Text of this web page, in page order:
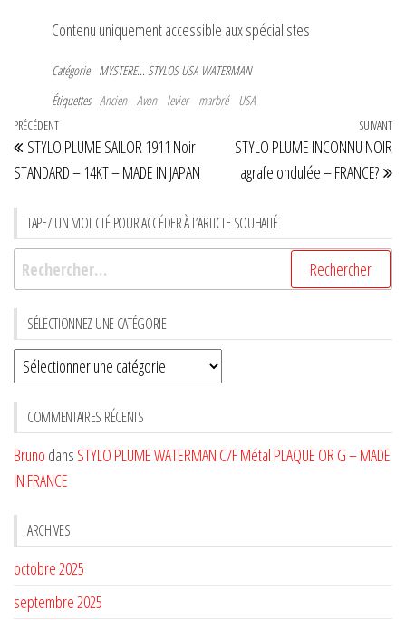
Contenu uniquement accessible aux spécialistes
Catégorie MYSTERE... STYLOS USA WATERMAN
Étiquettes Ancien Avon levier marbré USA
Navigation
de
l’article
Article
précédent
PRÉCÉDENT
STYLO PLUME SAILOR 1911 Noir
STANDARD – 14KT – MADE IN JAPAN
SUIVANT
STYLO PLUME INCONNU NOIR
agrafe ondulée – FRANCE?
TAPEZ UN MOT CLÉ POUR ACCÉDER À L’ARTICLE SOUHAITÉ
Rechercher :
SÉLECTIONNEZ UNE CATÉGORIE
Sélectionnez
une
CATÉGORIE
COMMENTAIRES RÉCENTS
Bruno dans STYLO PLUME WATERMAN C/F Métal PLAQUE OR G – MADE
IN FRANCE
ARCHIVES
octobre 2025
septembre 2025